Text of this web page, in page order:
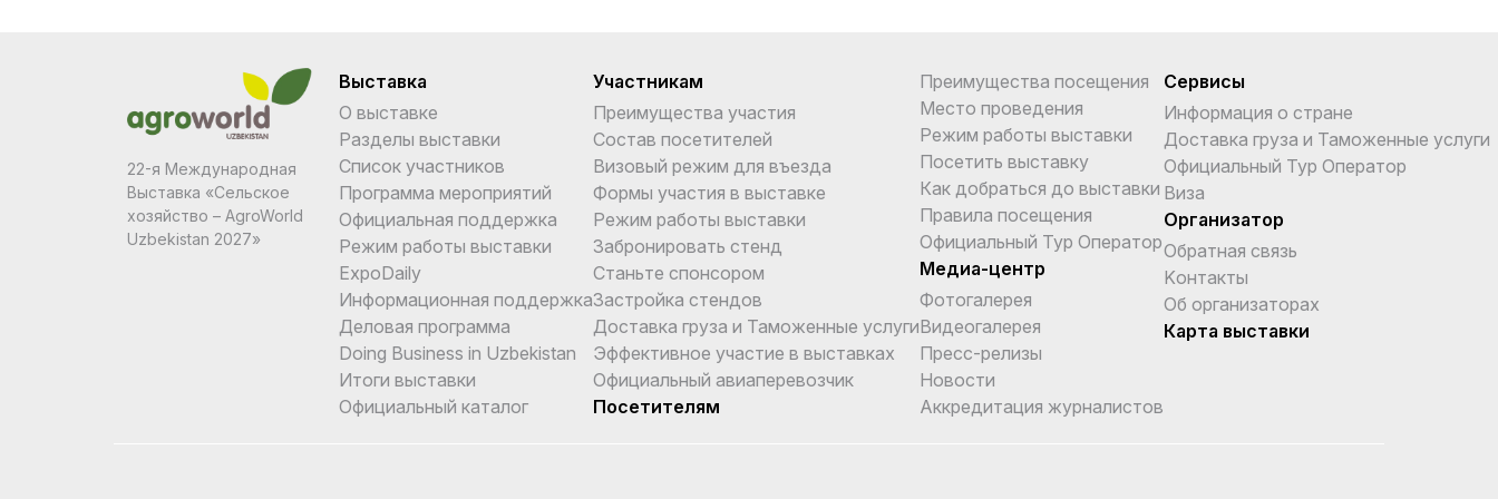
22-я Международная
Выставка «Сельское
хозяйство – AgroWorld
Uzbekistan 2027»
Выставка
О выставке
Разделы выставки
Список участников
Программа мероприятий
Официальная поддержка
Режим работы выставки
ExpoDaily
Информационная поддержка
Деловая программа
Doing Business in Uzbekistan
Итоги выставки
Официальный каталог
Участникам
Преимущества участия
Состав посетителей
Визовый режим для въезда
Формы участия в выставке
Режим работы выставки
Забронировать стенд
Станьте спонсором
Застройка стендов
Доставка груза и Таможенные услуги
Эффективное участие в выставках
Официальный авиаперевозчик
Посетителям
Преимущества посещения
Место проведения
Режим работы выставки
Посетить выставку
Как добраться до выставки
Правила посещения
Официальный Тур Оператор
Медиа-центр
Фотогалерея
Видеогалерея
Пресс-релизы
Новости
Аккредитация журналистов
Сервисы
Информация о стране
Доставка груза и Таможенные услуги
Официальный Тур Оператор
Виза
Организатор
Обратная связь
Kонтакты
Об организаторах
Карта выставки